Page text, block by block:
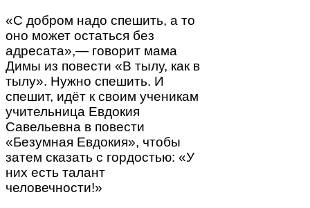
«С добром надо спешить, а то
оно может остаться без
адресата»,— говорит мама
Димы из повести «В тылу, как в
тылу». Нужно спешить. И
спешит, идёт к своим ученикам
учительница Евдокия
Савельевна в повести
«Безумная Евдокия», чтобы
затем сказать с гордостью: «У
них есть талант
человечности!»